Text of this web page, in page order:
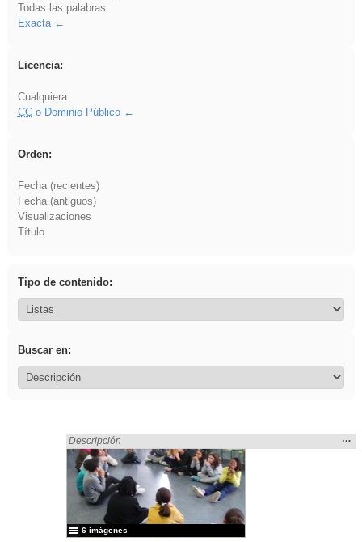
Todas las palabras
Exacta
Licencia:
Cualquiera
CCo Dominio Público
Orden:
Fecha (recientes)
Fecha (antiguos)
Visualizaciones
Título
Tipo de contenido:
Buscar en:
Encontrado «Experiencias» en:
Descripción
la
…
6 imágenes